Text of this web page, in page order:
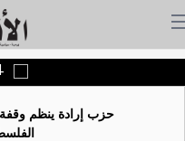
حزب إرادة ينظم